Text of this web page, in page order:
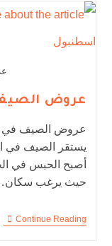
عروض
عروض الصيف في
يستقر الصيف في
أصبح الحبس في
حيث يرغب
Continue Reading